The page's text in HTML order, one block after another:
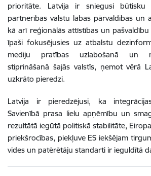
prioritāte. Latvija ir sniegusi būtisku
partnerības valstu labas pārvaldības un
kā arī reģionālās attīstības un
īpaši fokusējusies uz atbalstu
mediju pratības uzlabošanā un
stiprināšanā šajās valstīs, ņemot vērā
uzkrāto pieredzi.
Latvija ir pieredzējusi, ka
Savienībā prasa lielu apņēmību un
rezultātā iegūtā politiskā stabilitāte,
priekšrocības, piekļuve ES iekšējam
vides un patērētāju standarti ir ieguldītā